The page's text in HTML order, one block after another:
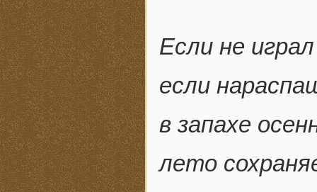
Если не
если
в запахе
лето